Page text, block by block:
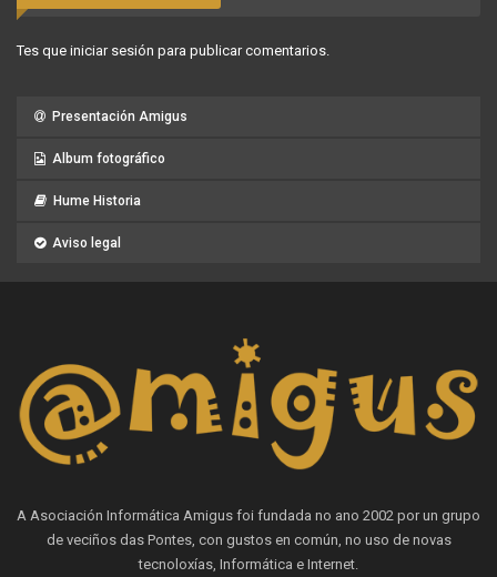
Tes que iniciar sesión para publicar comentarios.
Presentación Amigus
Album fotográfico
Hume Historia
Aviso legal
A Asociación Informática Amigus foi fundada no ano 2002 por un grupo
de veciños das Pontes, con gustos en común, no uso de novas
tecnoloxías, Informática e Internet.